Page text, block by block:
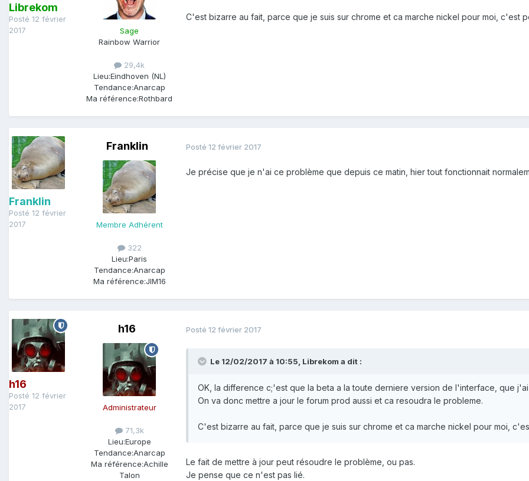
Librekom
Posté 12 février
2017
Sage
Rainbow Warrior
29,4k
Lieu:Eindhoven (NL)
Tendance:Anarcap
Ma référence:Rothbard
C'est bizarre au fait, parce que je suis sur chrome et ca marche nickel pour moi, c'est
Franklin
Posté 12 février
2017
Franklin
Membre Adhérent
322
Lieu:Paris
Tendance:Anarcap
Ma référence:JIM16
Posté12 février 2017
Je précise que je n'ai ce problème que depuis ce matin, hier tout fonctionnait
h16
Posté 12 février
2017
h16
Administrateur
71,3k
Lieu:Europe
Tendance:Anarcap
Ma référence:Achille
Talon
Posté12 février 2017
Le 12/02/2017 à 10:55, Librekom a dit :
OK, la difference c;'est que la beta a la toute derniere version de l'interface, que j'ai
On va donc mettre a jour le forum prod aussi et ca resoudra le probleme.
C'est bizarre au fait, parce que je suis sur chrome et ca marche nickel pour moi,
Le fait de mettre à jour peut résoudre le problème, ou pas.
Je pense que ce n'est pas lié.